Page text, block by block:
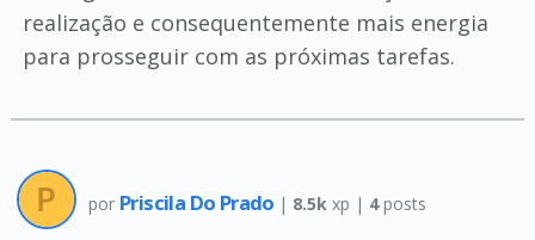
realização e consequentemente mais energia
para prosseguir com as próximas tarefas.
por Priscila Do Prado | 8.5k xp | 4posts